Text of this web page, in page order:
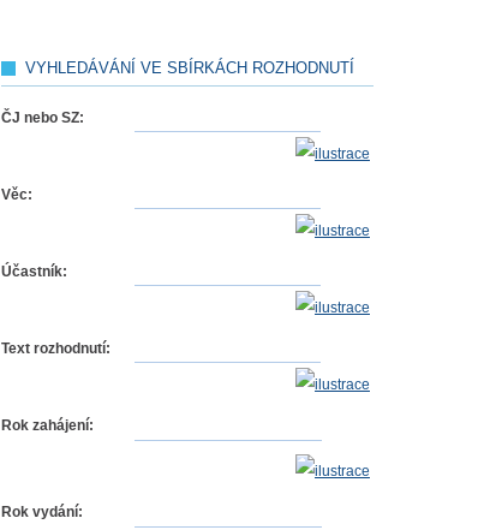
VYHLEDÁVÁNÍ VE SBÍRKÁCH ROZHODNUTÍ
ČJ nebo SZ:
Věc:
Účastník:
Text rozhodnutí:
Rok zahájení:
Rok vydání: